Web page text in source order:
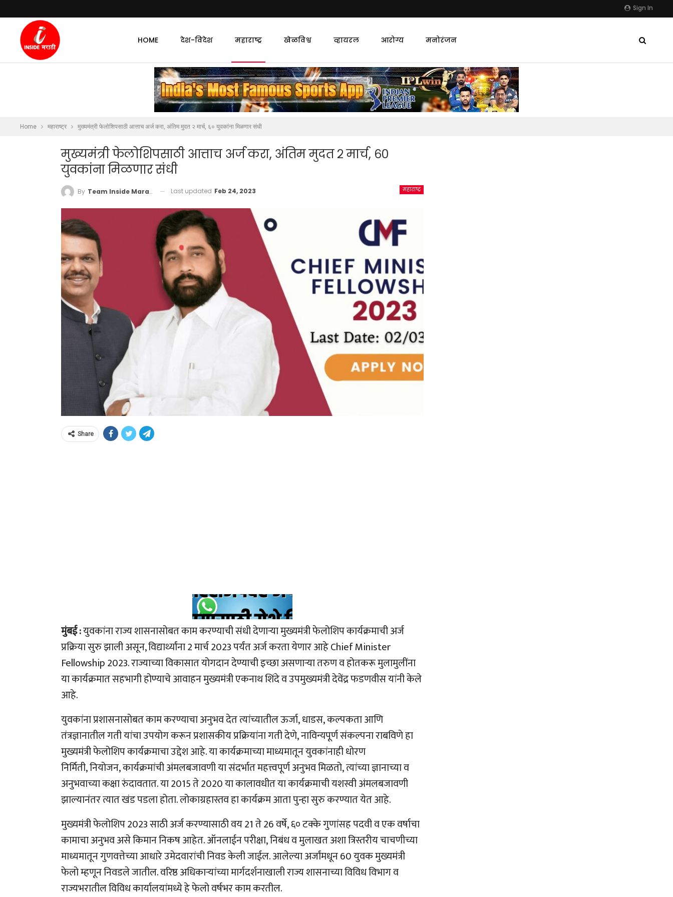
Sign In
HOME देश-विदेश महाराष्ट्र खेळविश्व व्हायरल आरोग्य मनोरंजन
Home महाराष्ट्र मुख्यमंत्री फेलोशिपसाठी आत्ताच अर्ज करा, अंतिम मुदत २ मार्च, ६० युवकांना मिळणार संधी
मुख्यमंत्री फेलोशिपसाठी आत्ताच अर्ज करा, अंतिम मुदत २ मार्च, ६०
युवकांना मिळणार संधी
महाराष्ट्र
By Team Inside Marathi Last updated Feb 24, 2023
Share
मुंबई :युवकांना राज्य शासनासोबत काम करण्याची संधी देणाऱ्या मुख्यमंत्री फेलोशिप कार्यक्रमाची अर्ज
प्रक्रिया सुरु झाली असून, विद्यार्थ्यांना 2 मार्च 2023 पर्यंत अर्ज करता येणार आहे Chief Minister
Fellowship 2023. राज्याच्या विकासात योगदान देण्याची इच्छा असणाऱ्या तरुण व होतकरू मुलामुलींना
या कार्यक्रमात सहभागी होण्याचे आवाहन मुख्यमंत्री एकनाथ शिंदे व उपमुख्यमंत्री देवेंद्र फडणवीस यांनी केले
आहे.
युवकांना प्रशासनासोबत काम करण्याचा अनुभव देत त्यांच्यातील ऊर्जा, धाडस, कल्पकता आणि
तंत्रज्ञानातील गती यांचा उपयोग करून प्रशासकीय प्रक्रियांना गती देणे, नाविन्यपूर्ण संकल्पना राबविणे हा
मुख्यमंत्री फेलोशिप कार्यक्रमाचा उद्देश आहे. या कार्यक्रमाच्या माध्यमातून युवकांनाही धोरण
निर्मिती, नियोजन, कार्यक्रमांची अंमलबजावणी या संदर्भात महत्त्वपूर्ण अनुभव मिळतो, त्यांच्या ज्ञानाच्या व
अनुभवाच्या कक्षा रुंदावतात. या 2015 ते 2020 या कालावधीत या कार्यक्रमाची यशस्वी अंमलबजावणी
झाल्यानंतर त्यात खंड पडला होता. लोकाग्रहास्तव हा कार्यक्रम आता पुन्हा सुरु करण्यात येत आहे.
मुख्यमंत्री फेलोशिप 2023 साठी अर्ज करण्यासाठी वय 21 ते 26 वर्षे, ६० टक्के गुणांसह पदवी व एक वर्षाचा
कामाचा अनुभव असे किमान निकष आहेत. ऑनलाईन परीक्षा, निबंध व मुलाखत अशा त्रिस्तरीय चाचणीच्या
माध्यमातून गुणवत्तेच्या आधारे उमेदवारांची निवड केली जाईल. आलेल्या अर्जांमधून 60 युवक मुख्यमंत्री
फेलो म्हणून निवडले जातील. वरिष्ठ अधिकाऱ्यांच्या मार्गदर्शनाखाली राज्य शासनाच्या विविध विभाग व
राज्यभरातील विविध कार्यालयांमध्ये हे फेलो वर्षभर काम करतील.